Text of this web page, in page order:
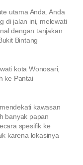
utama Anda. Anda
di jalan ini, melewati
dengan tanjakan
Bintang
kota Wonosari,
ke Pantai
kawasan
banyak papan
spesifik ke
karena lokasinya